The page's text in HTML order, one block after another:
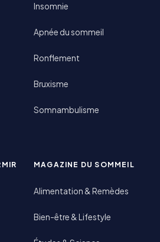
Insomnie
Apnée du sommeil
Ronflement
Bruxisme
Somnambulisme
MAGAZINE DU SOMMEIL
Alimentation & Remèdes
Bien-être & Lifestyle